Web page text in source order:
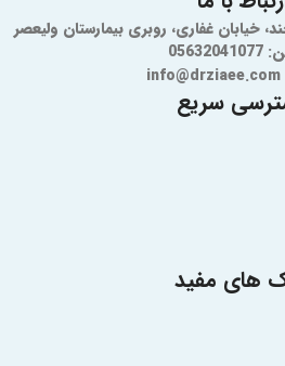
خیابان غفاری، روبری بیمارستان ولیعصر
سریع
های مفید